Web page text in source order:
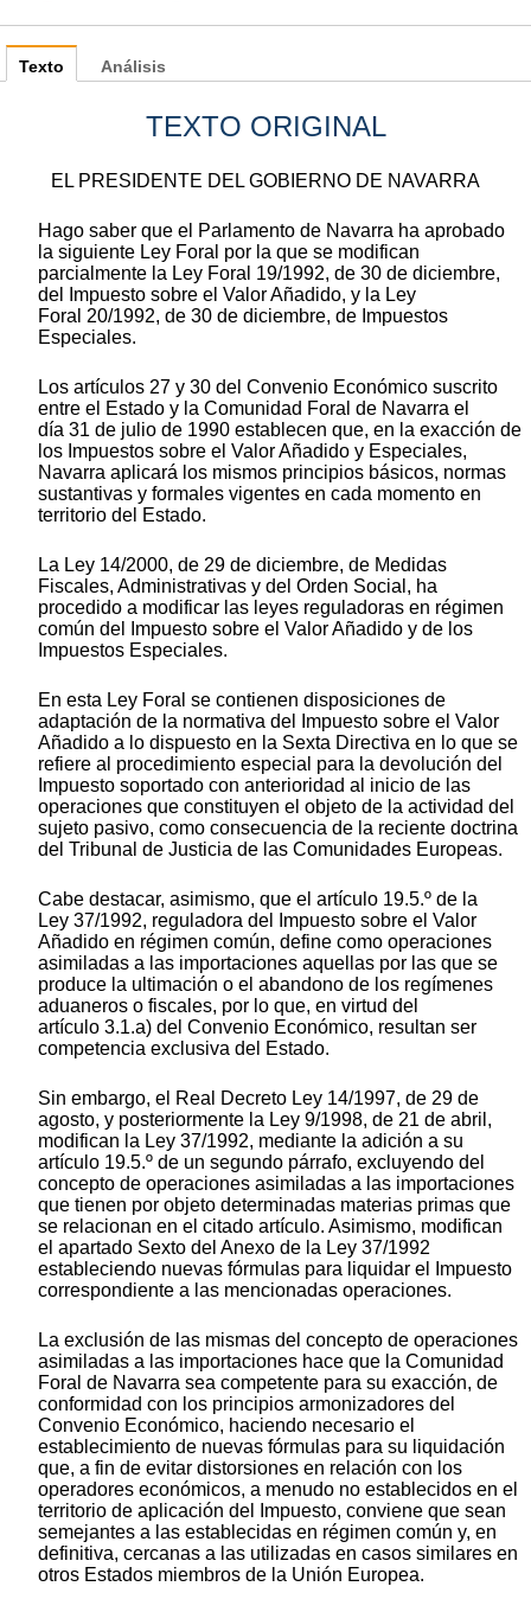
Texto
TEXTO ORIGINAL
EL PRESIDENTE DEL GOBIERNO DE NAVARRA
Hago saber que el Parlamento de Navarra ha aprobado
la siguiente Ley Foral por la que se modifican
parcialmente la Ley Foral 19/1992, de 30 de diciembre,
del Impuesto sobre el Valor Añadido, y la Ley
Foral 20/1992, de 30 de diciembre, de Impuestos
Especiales.
Los artículos 27 y 30 del Convenio Económico suscrito
entre el Estado y la Comunidad Foral de Navarra el
día 31 de julio de 1990 establecen que, en la exacción de
los Impuestos sobre el Valor Añadido y Especiales,
Navarra aplicará los mismos principios básicos, normas
sustantivas y formales vigentes en cada momento en
territorio del Estado.
La Ley 14/2000, de 29 de diciembre, de Medidas
Fiscales, Administrativas y del Orden Social, ha
procedido a modificar las leyes reguladoras en régimen
común del Impuesto sobre el Valor Añadido y de los
Impuestos Especiales.
En esta Ley Foral se contienen disposiciones de
adaptación de la normativa del Impuesto sobre el Valor
Añadido a lo dispuesto en la Sexta Directiva en lo que se
refiere al procedimiento especial para la devolución del
Impuesto soportado con anterioridad al inicio de las
operaciones que constituyen el objeto de la actividad del
sujeto pasivo, como consecuencia de la reciente doctrina
del Tribunal de Justicia de las Comunidades Europeas.
Cabe destacar, asimismo, que el artículo 19.5.º de la
Ley 37/1992, reguladora del Impuesto sobre el Valor
Añadido en régimen común, define como operaciones
asimiladas a las importaciones aquellas por las que se
produce la ultimación o el abandono de los regímenes
aduaneros o fiscales, por lo que, en virtud del
artículo 3.1.a) del Convenio Económico, resultan ser
competencia exclusiva del Estado.
Sin embargo, el Real Decreto Ley 14/1997, de 29 de
agosto, y posteriormente la Ley 9/1998, de 21 de abril,
modifican la Ley 37/1992, mediante la adición a su
artículo 19.5.º de un segundo párrafo, excluyendo del
concepto de operaciones asimiladas a las importaciones
que tienen por objeto determinadas materias primas que
se relacionan en el citado artículo. Asimismo, modifican
el apartado Sexto del Anexo de la Ley 37/1992
estableciendo nuevas fórmulas para liquidar el Impuesto
correspondiente a las mencionadas operaciones.
La exclusión de las mismas del concepto de operaciones
asimiladas a las importaciones hace que la Comunidad
Foral de Navarra sea competente para su exacción, de
conformidad con los principios armonizadores del
Convenio Económico, haciendo necesario el
establecimiento de nuevas fórmulas para su liquidación
que, a fin de evitar distorsiones en relación con los
operadores económicos, a menudo no establecidos en el
territorio de aplicación del Impuesto, conviene que sean
semejantes a las establecidas en régimen común y, en
definitiva, cercanas a las utilizadas en casos similares en
otros Estados miembros de la Unión Europea.
Análisis